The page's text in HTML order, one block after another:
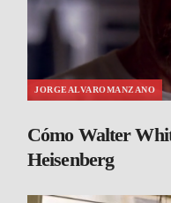
JORGEALVAROMANZANO
Cómo Walter
Heisenberg